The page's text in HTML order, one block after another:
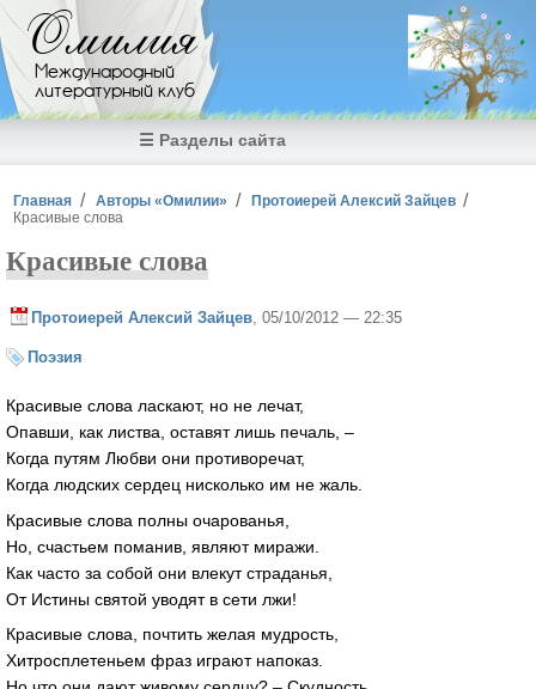
Перейти к основному содержанию
Омилия
Международный
литературный клуб
☰ Разделы сайта
Вы здесь
Главная Авторы «Омилии»
Протоиерей Алексий Зайцев
Красивые слова
Красивые слова
Протоиерей Алексий Зайцев , 05/10/2012 — 22:35
Поэзия
Красивые слова ласкают, но не лечат,
Опавши, как листва, оставят лишь печаль, –
Когда путям Любви они противоречат,
Когда людских сердец нисколько им не жаль.
Красивые слова полны очарованья,
Но, счастьем поманив, являют миражи.
Как часто за собой они влекут страданья,
От Истины святой уводят в сети лжи!
Красивые слова, почтить желая мудрость,
Хитросплетеньем фраз играют напоказ.